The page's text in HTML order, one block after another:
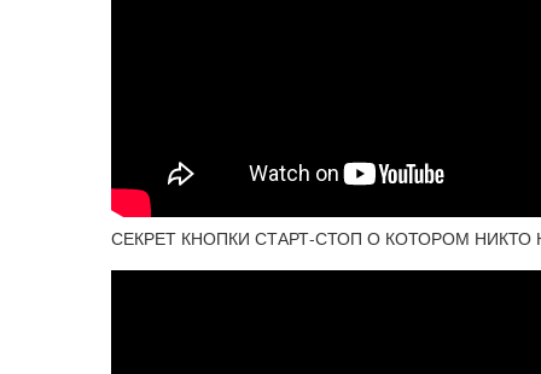
СЕКРЕТ КНОПКИ СТАРТ-СТОП О КОТОРОМ НИКТО